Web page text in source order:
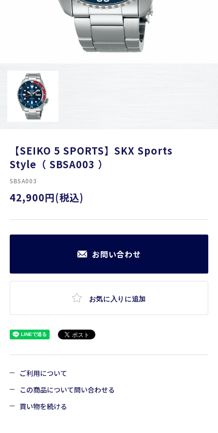
【SEIKO 5 SPORTS】SKX Sports
Style（ SBSA003 ）
SBSA003
42,900円(税込)
お問い合わせ
お気に入りに追加
ご利用について
この商品について問い合わせる
買い物を続ける